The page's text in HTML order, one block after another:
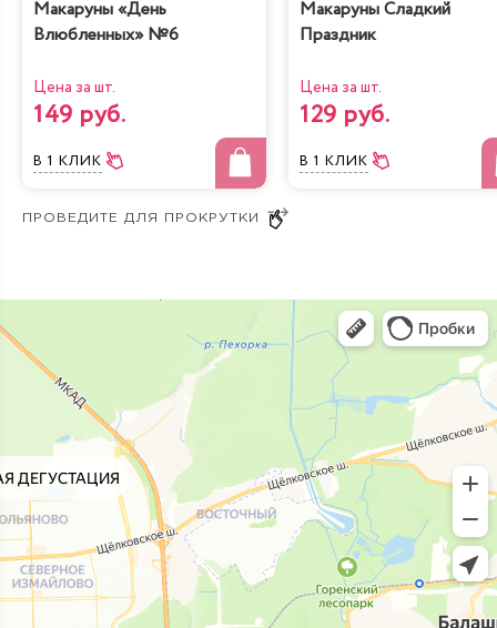
Макаруны «День
Влюбленных» №6
Цена за шт.
149 руб.
В 1 КЛИК
Макаруны Сладкий
Праздник
Цена за шт.
129 руб.
В 1 КЛИК